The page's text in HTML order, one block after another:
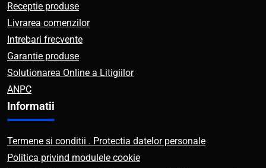
Receptie produse
Livrarea comenzilor
Intrebari frecvente
Garantie produse
Solutionarea Online a Litigiilor
ANPC
Informatii
Termene si conditii . Protectia datelor personale
Politica privind modulele cookie